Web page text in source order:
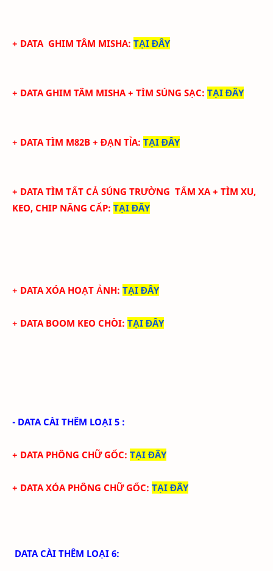
+ DATA GHIM TÂM MISHA: TẠI ĐÂY
+ DATA GHIM TÂM MISHA + TÌM SÚNG SẠC: TẠI ĐÂY
+ DATA TÌM M82B + ĐẠN TỈA: TẠI ĐÂY
+ DATA TÌM TẤT CẢ SÚNG TRƯỜNG TẤM XA + TÌM XU,
KEO, CHIP NÂNG CẤP: TẠI ĐÂY
+ DATA XÓA HOẠT ẢNH: TẠI ĐÂY
+ DATA BOOM KEO CHÒI: TẠI ĐÂY
- DATA CÀI THÊM LOẠI 5 :
+ DATA PHÔNG CHỮ GỐC: TẠI ĐÂY
+ DATA XÓA PHÔNG CHỮ GỐC: TẠI ĐÂY
DATA CÀI THÊM LOẠI 6: